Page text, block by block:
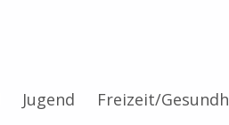
Jugend Freizeit/